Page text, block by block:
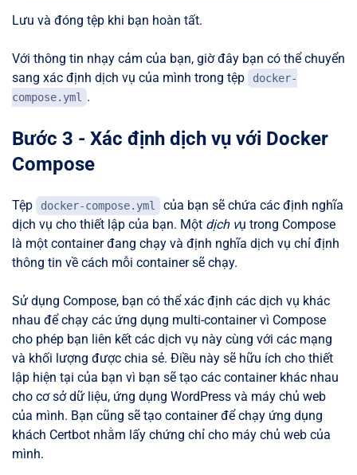
Lưu và đóng tệp khi bạn hoàn tất.
Với thông tin nhạy cảm của bạn, giờ đây bạn có thể chuyển
sang xác định dịch vụ của mình trong tệp
docker-
compose.yml
.
Bước 3 - Xác định dịch vụ với Docker
Compose
Tệp docker-compose.yml
của bạn sẽ chứa các định nghĩa
dịch vụ cho thiết lập của bạn. Một dịch vụ trong Compose
là một container đang chạy và định nghĩa dịch vụ chỉ định
thông tin về cách mỗi container sẽ chạy.
Sử dụng Compose, bạn có thể xác định các dịch vụ khác
nhau để chạy các ứng dụng multi-container vì Compose
cho phép bạn liên kết các dịch vụ này cùng với các mạng
và khối lượng được chia sẻ. Điều này sẽ hữu ích cho thiết
lập hiện tại của bạn vì bạn sẽ tạo các container khác nhau
cho cơ sở dữ liệu, ứng dụng WordPress và máy chủ web
của mình. Bạn cũng sẽ tạo container để chạy ứng dụng
khách Certbot nhằm lấy chứng chỉ cho máy chủ web của
mình.